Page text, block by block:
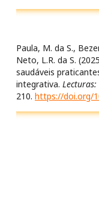
Paula, M. da S.,
Neto, L.R. da S.
saudáveis
integrativa. Lecturas:
210. https://doi.org/